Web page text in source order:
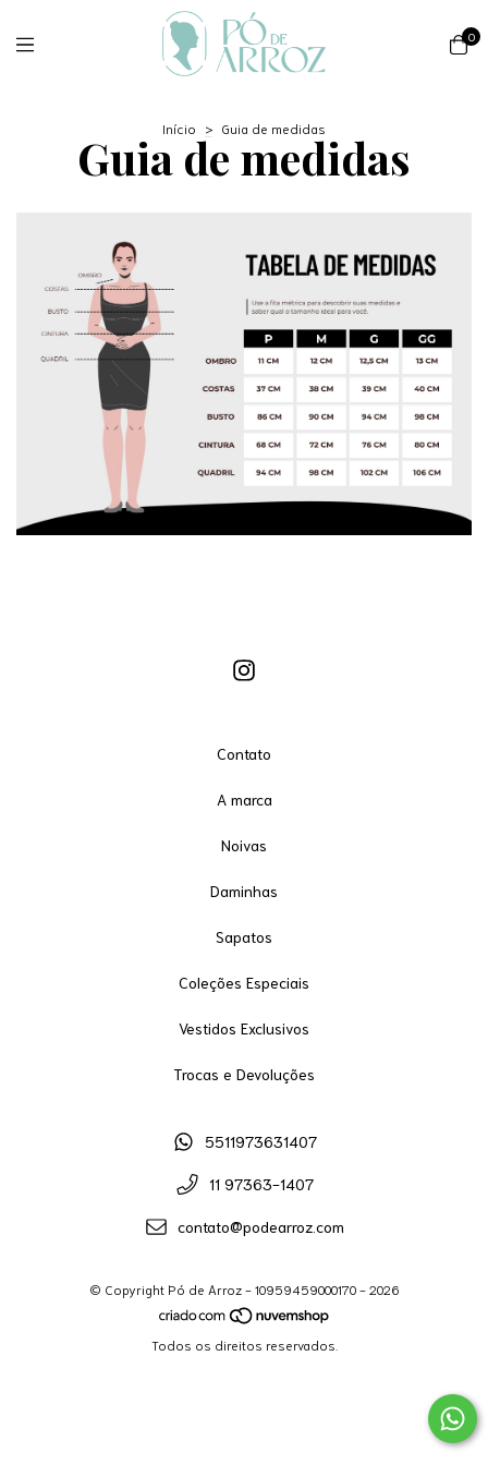
0
Início > Guia de medidas
Guia de medidas
Contato
A marca
Noivas
Daminhas
Sapatos
Coleções Especiais
Vestidos Exclusivos
Trocas e Devoluções
5511973631407
11 97363-1407
contato@podearroz.com
© Copyright Pó de Arroz - 10959459000170 - 2026
Todos os direitos reservados.